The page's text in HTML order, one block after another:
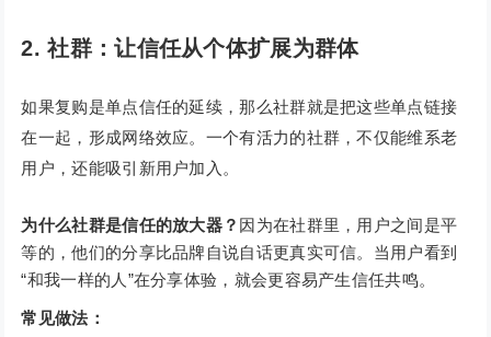
2. 社群：让信任从个体扩展为群体
如果复购是单点信任的延续，那么社群就是把这些单点链接
在一起，形成网络效应。一个有活力的社群，不仅能维系老
用户，还能吸引新用户加入。
为什么社群是信任的放大器？ 因为在社群里，用户之间是平
等的，他们的分享比品牌自说自话更真实可信。当用户看到
“和我一样的人”在分享体验，就会更容易产生信任共鸣。
常见做法：